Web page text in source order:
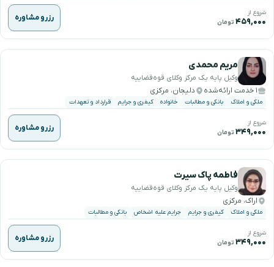
شروع از
۴۵۹,۰۰۰ تومان رزرو مشاوره
مریم محمدی
وکیل پایه یک مرکز وکلای قوه‌قضاییه
۱ خدمت ارائه‌شده دلیجان، مرکزی
ملکی و املاک بانکی و مطالبات خانواده کیفری و جرایم قرارداد و تعهدات
شروع از
۳۴۹,۰۰۰ تومان رزرو مشاوره
فاطمه پاک سیرت
وکیل پایه یک مرکز وکلای قوه‌قضاییه
اراک، مرکزی
ملکی و املاک کیفری و جرایم جرایم علیه اشخاص بانکی و مطالبات
شروع از
۳۴۹,۰۰۰ تومان رزرو مشاوره